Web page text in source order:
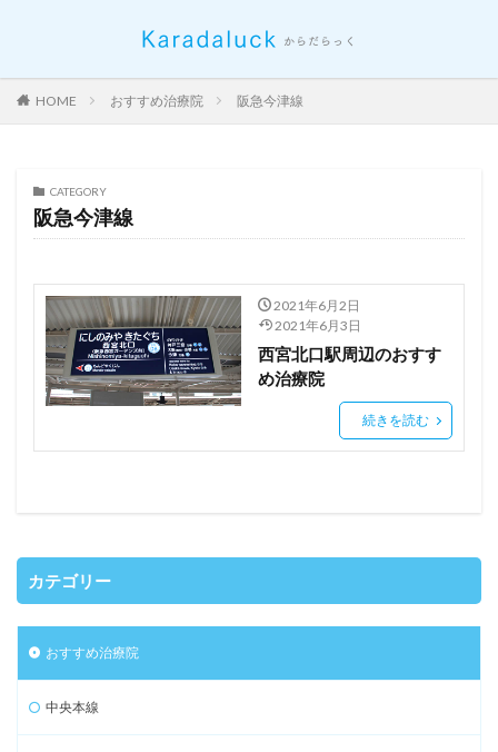
HOME おすすめ治療院 阪急今津線
CATEGORY
阪急今津線
2021年6月2日
2021年6月3日
西宮北口駅周辺のおすす
め治療院
続きを読む
カテゴリー
おすすめ治療院
中央本線